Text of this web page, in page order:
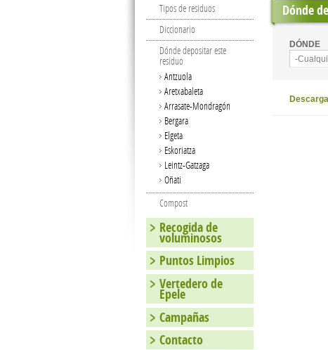
Dónde
DÓNDE
-
Tipos de residuos
Diccionario
Dónde depositar este
residuo
Antzuola
Aretxabaleta
Arrasate-Mondragón
Bergara
Elgeta
Eskoriatza
Leintz-Gatzaga
Oñati
Compost
Recogida de
voluminosos
Puntos Limpios
Vertedero de
Epele
Campañas
Contacto